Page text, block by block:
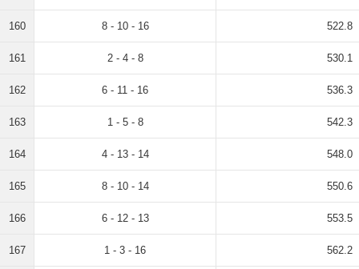
160 8 - 10 - 16 522.8
161 2 - 4 - 8 530.1
162 6 - 11 - 16 536.3
163 1 - 5 - 8 542.3
164 4 - 13 - 14 548.0
165 8 - 10 - 14 550.6
166 6 - 12 - 13 553.5
167 1 - 3 - 16 562.2